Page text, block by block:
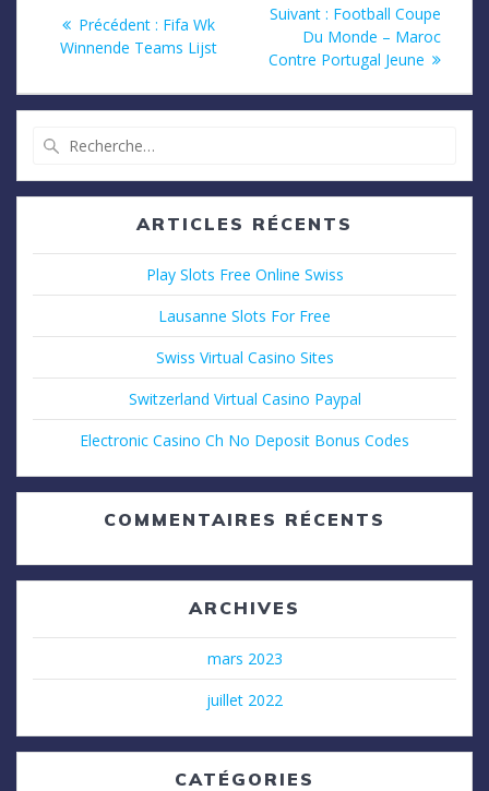
l’article
Précédent : Article
précédent
Fifa Wk
Winnende Teams Lijst
Suivant : Article
suivant
:
Football Coupe
Du Monde – Maroc
Contre Portugal Jeune
:
ARTICLES RÉCENTS
Play Slots Free Online Swiss
Lausanne Slots For Free
Swiss Virtual Casino Sites
Switzerland Virtual Casino Paypal
Electronic Casino Ch No Deposit Bonus Codes
COMMENTAIRES RÉCENTS
ARCHIVES
mars 2023
juillet 2022
CATÉGORIES